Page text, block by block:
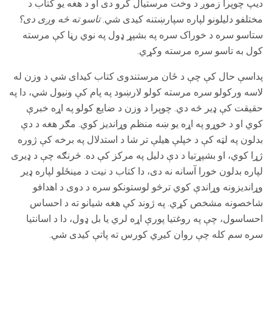
دیپ چوپرا زموږ د وخت مرستیال گرو دی او د هغه یو کتاب د
مختلفو دلیلونو لپاره سپارښتنه کیدی شي.تاسو ته څه وږی دی؟
ستاسو سره د خوراک سره په بشپړ ډول په نوي رڼا کې مرسته
کول به تاسو سره مرسته وکړي.
پداسې حال کې چې د ځان مرستندوی کتاب کیدای شي د وزن له
لاسه ورکولو سره مرسته کولو لارښود په پام کې ونیول شي، دا په
حقیقت کې ډیر څه دي. چوپرا د وزن د ضایع کولو په اړه خبرې
کوي او د خوړو په اړه یو ښه منظم وړاندیز کوي. مګر هغه د دې
بدلون په لټه کې د خپلې هیلې تر شا د استدلال په برخه کې ژوره
ژړا کوي، او بشپړتیا د دې دلیل په مرکز کې ده. څرنګه چې د ډیری
لپاره بدلون خورا آسانه نه دی، دا کتاب د نیت د مینځلو لپاره ډیر
وړاندیزونه وړاندې کوي ترڅو لوستونکو سره د دوی د اهدافو
شاخصونه مشخص کړي. په ژوند کې هغه شیانو ته د احساس
احساسول، چې په روغتیا پورې اړه لري یا بل ډول، دا د اسانتیا
سره سم کله چې روان کیږي کورس ته پاتې کیدی شي.